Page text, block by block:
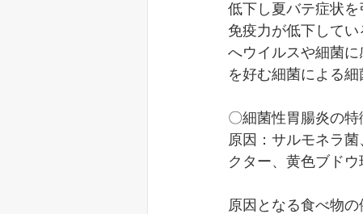
低下し夏バテ症状を
免疫力が低下して
へウイルスや細菌
を好む細菌による細
〇細菌性胃腸炎の特
原因：サルモネラ
クター、黄色ブドウ
原因となる食べ物の